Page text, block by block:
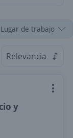
Lugar de trabajo
Relevancia
y